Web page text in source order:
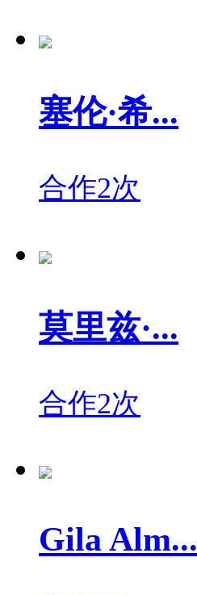
塞伦·希...
合作2次
莫里兹·...
合作2次
Gila Alm...